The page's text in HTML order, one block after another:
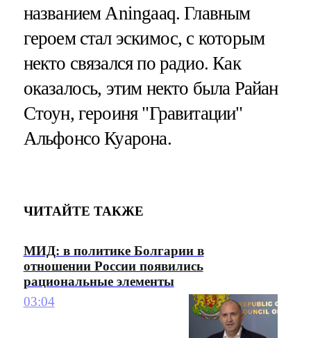
названием Aningaaq. Главным
героем стал эскимос, с которым
некто связался по радио. Как
оказалось, этим некто была Райан
Стоун, героиня "Гравитации"
Альфонсо Куарона.
ЧИТАЙТЕ ТАКЖЕ
МИД: в политике Болгарии в
отношении России появились
рациональные элементы
03:04